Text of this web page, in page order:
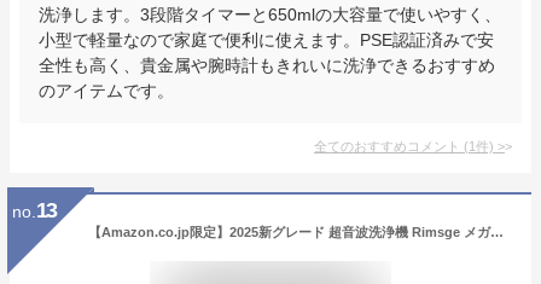
洗浄します。3段階タイマーと650mlの大容量で使いやすく、
小型で軽量なので家庭で便利に使えます。PSE認証済みで安
全性も高く、貴金属や腕時計もきれいに洗浄できるおすすめ
のアイテムです。
全てのおすすめコメント (1件) >
no. 13
【Amazon.co.jp限定】2025新グレード 超音波洗浄機 Rimsge メガネクリーナー メガネ洗浄機 60000Hz 強力振動 650ml 大容量 小型家用 5段階タイマー機能 超音波クリーナー 超軽量 入れ歯洗浄機 眼鏡洗浄機 化粧道具/腕時計バンド/指輪/貴金属/ジュエリー カミソリ 日本語の説明書付き